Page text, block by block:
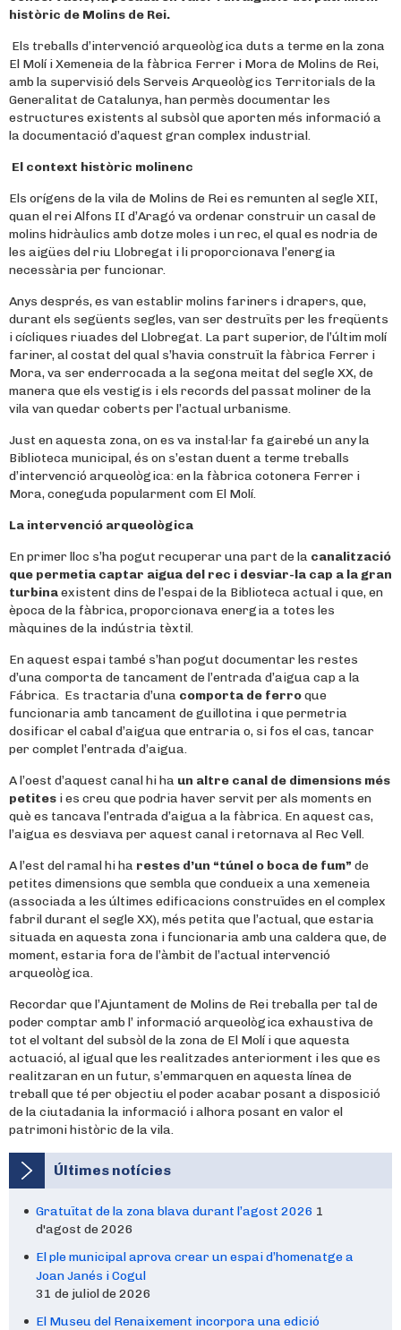
històric de Molins de Rei.
Els treballs d’intervenció arqueològica duts a terme en la zona
El Molí i Xemeneia de la fàbrica Ferrer i Mora de Molins de Rei,
amb la supervisió dels Serveis Arqueològics Territorials de la
Generalitat de Catalunya, han permès documentar les
estructures existents al subsòl que aporten més informació a
la documentació d’aquest gran complex industrial.
El context històric molinenc
Els orígens de la vila de Molins de Rei es remunten al segle XII,
quan el rei Alfons II d’Aragó va ordenar construir un casal de
molins hidràulics amb dotze moles i un rec, el qual es nodria de
les aigües del riu Llobregat i li proporcionava l’energia
necessària per funcionar.
Anys després, es van establir molins fariners i drapers, que,
durant els següents segles, van ser destruïts per les freqüents
i cícliques riuades del Llobregat. La part superior, de l’últim molí
fariner, al costat del qual s’havia construït la fàbrica Ferrer i
Mora, va ser enderrocada a la segona meitat del segle XX, de
manera que els vestigis i els records del passat moliner de la
vila van quedar coberts per l’actual urbanisme.
Just en aquesta zona, on es va instal·lar fa gairebé un any la
Biblioteca municipal, és on s’estan duent a terme treballs
d’intervenció arqueològica: en la fàbrica cotonera Ferrer i
Mora, coneguda popularment com El Molí.
La intervenció arqueològica
En primer lloc s’ha pogut recuperar una part de la canalització
que permetia captar aigua del rec i desviar-la cap a la gran
turbinaexistent dins de l’espai de la Biblioteca actual i que, en
època de la fàbrica, proporcionava energia a totes les
màquines de la indústria tèxtil.
En aquest espai també s’han pogut documentar les restes
d’una comporta de tancament de l’entrada d’aigua cap a la
Fábrica. Es tractaria d’una comporta de ferroque
funcionaria amb tancament de guillotina i que permetria
dosificar el cabal d’aigua que entraria o, si fos el cas, tancar
per complet l’entrada d’aigua.
A l’oest d’aquest canal hi ha un altre canal de dimensions més
petites i es creu que podria haver servit per als moments en
què es tancava l’entrada d’aigua a la fàbrica. En aquest cas,
l’aigua es desviava per aquest canal i retornava al Rec Vell.
A l’est del ramal hi ha restes d’un “túnel o boca de fum” de
petites dimensions que sembla que condueix a una xemeneia
(associada a les últimes edificacions construïdes en el complex
fabril durant el segle XX), més petita que l’actual, que estaria
situada en aquesta zona i funcionaria amb una caldera que, de
moment, estaria fora de l’àmbit de l’actual intervenció
arqueològica.
Recordar que l’Ajuntament de Molins de Rei treballa per tal de
poder comptar amb l’ informació arqueològica exhaustiva de
tot el voltant del subsòl de la zona de El Molí i que aquesta
actuació, al igual que les realitzades anteriorment i les que es
realitzaran en un futur, s’emmarquen en aquesta línea de
treball que té per objectiu el poder acabar posant a disposició
de la ciutadania la informació i alhora posant en valor el
patrimoni històric de la vila.
Últimes notícies
Gratuïtat de la zona blava durant l’agost 2026 1
d'agost de 2026
El ple municipal aprova crear un espai d’homenatge a
Joan Janés i Cogul
31 de juliol de 2026
El Museu del Renaixement incorpora una edició